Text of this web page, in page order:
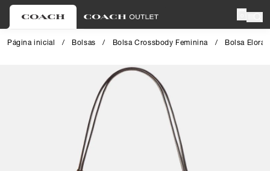
Página inicial / Bolsas / Bolsa Crossbody Feminina / Bolsa Elora